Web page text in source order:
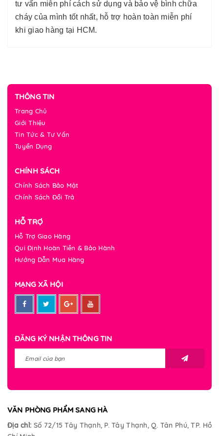
tư vấn miễn phí cách sử dụng và bảo vệ bình chữa
cháy của mình tốt nhất, hỗ trợ hoàn toàn miễn phí
khi giao hàng tại HCM.
THÔNG TIN
Trang Chủ
Giới Thiệu
Tin Tức & Tư Vấn
Tuyển Dụng
CHÍNH SÁCH
Chính Sách Bảo Mật
Chính Sách Đổi Trả
HỖ TRỢ
Hỗ Trợ Giao Hàng
Qui Định Hoàn Tiền & Bảo Hành
Hướng Dẫn Mua Hàng
MẠNG XÃ HỘI
ĐĂNG KÝ NHẬN THÔNG TIN
VĂN PHÒNG PHẨM SANG HÀ
Địa chỉ: Số 72/15 Tây Thạnh, P. Tây Thạnh, Q. Tân Phú, TP. Hồ